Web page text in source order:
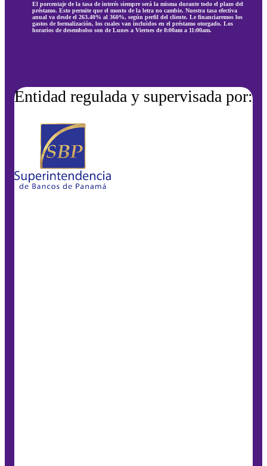
El porcentaje de la tasa de interés siempre será la misma durante todo el plazo del
préstamo. Esto permite que el monto de la letra no cambie. Nuestra tasa efectiva
anual va desde el 263.40% al 360%, según perfil del cliente. Le financiaremos los
gastos de formalización, los cuales van incluidos en el préstamo otorgado. Los
horarios de desembolso son de Lunes a Viernes de 8:00am a 11:00am.
Entidad regulada y supervisada por: